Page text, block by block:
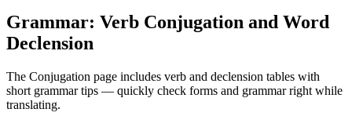
Grammar: Verb Conjugation and Word
Declension
The Conjugation page includes verb and declension tables with
short grammar tips — quickly check forms and grammar right while
translating.